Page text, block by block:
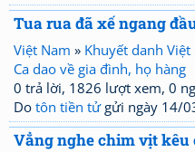
Tua rua đã xế ngang
Việt Nam » Khuyết danh Việt
Ca dao về gia đình, họ hàng
0 trả lời, 1826 lượt xem, 0
Do tôn tiền tửgửi ngày 14/
Vẳng nghe chim vịt kêu